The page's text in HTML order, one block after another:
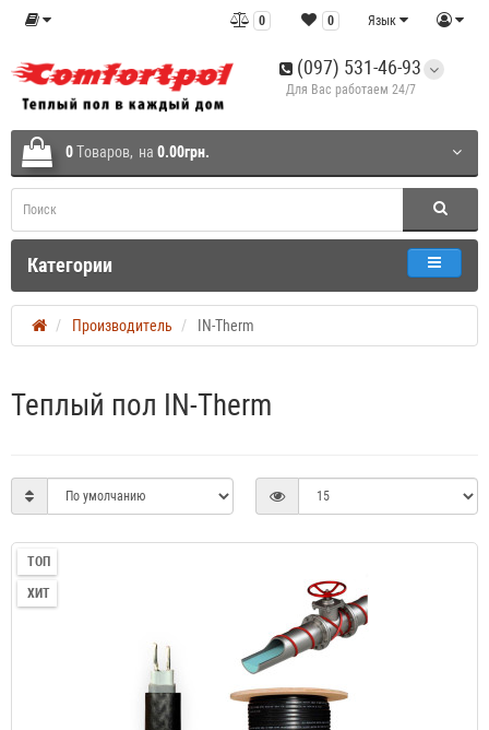
Язык
0
0
(097) 531-46-93
Для Вас работаем 24/7
0Tоваров, на 0.00грн.
Категории
Производитель IN-Therm
Теплый пол IN-Therm
ТОП
ХИТ